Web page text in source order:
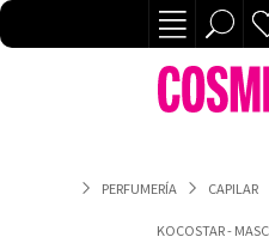
PERFUMERÍA CAPILAR
KOCOSTAR -